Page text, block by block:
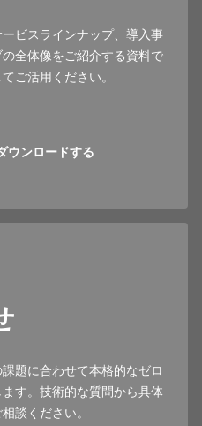
ビスラインナップ、導入事
全体像をご紹介する資料で
ご活用ください。
ウンロードする
題に合わせて本格的なゼロ
す。技術的な質問から具体
談ください。